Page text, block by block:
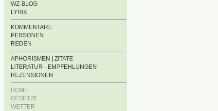
WZ-BLOG
LYRIK
KOMMENTARE
PERSONEN
REDEN
APHORISMEN | ZITATE
LITERATUR - EMPFEHLUNGEN
REZENSIONEN
HOME
GESETZE
WETTER